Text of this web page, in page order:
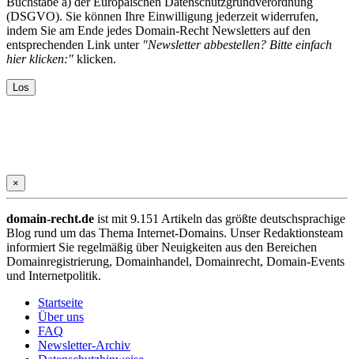
(DSGVO). Sie können Ihre Einwilligung jederzeit widerrufen,
indem Sie am Ende jedes Domain-Recht Newsletters auf den
entsprechenden Link unter "Newsletter abbestellen? Bitte einfach
hier klicken:" klicken.
×
domain-recht.de ist mit 9.151 Artikeln das größte deutschsprachige
Blog rund um das Thema Internet-Domains. Unser Redaktionsteam
informiert Sie regelmäßig über Neuigkeiten aus den Bereichen
Domainregistrierung, Domainhandel, Domainrecht, Domain-Events
und Internetpolitik.
Startseite
Über uns
FAQ
Newsletter-Archiv